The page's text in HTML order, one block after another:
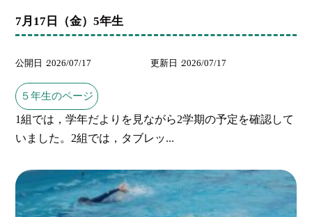
7月17日（金）5年生
公開日 2026/07/17 更新日 2026/07/17
５年生のページ
1組では，学年だよりを見ながら2学期の予定を確認して
いました。2組では，タブレッ...